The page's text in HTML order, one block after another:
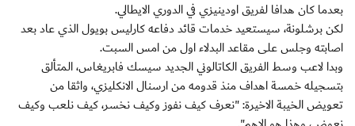
بعدما كان هدافا لفريق اودينيزي في الدوري الايطالي.
لكن برشلونة، سيستعيد خدمات قائد دفاعه كارليس بويول الذي عاد بعد
اصابته وجلس على مقاعد البدلاء اول من امس السبت.
وبدا لاعب وسط الفريق الكاتالوني الجديد سيسك فابريغاس، المتألق
بتسجيله خمسة اهداف منذ قدومه من ارسنال الانكليزي، واثقا من
تعويض الخيبة الاخيرة: "نعرف كيف نفوز وكيف نخسر، كيف نلعب وكيف